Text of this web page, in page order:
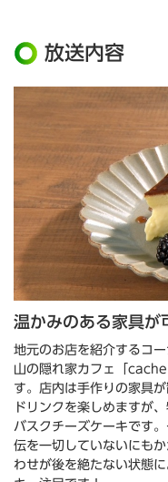
放送内容
温かみのある家具が
地元のお店を紹介するコ
山の隠れ家カフェ「
す。店内は手作りの家具
ドリンクを楽しめますが
バスクチーズケーキです
伝を一切していないにも
わせが後を絶たない状態